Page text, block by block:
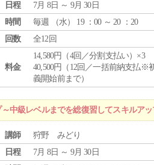
日程
7月 8日 ～ 9月 30日
時間
毎週 （水） 19 ：00 ～ 20 ：20
回数
全12回
料金
14,580円（4回／分割支払い）×3
40,500円（12回／一括前納支払※
義開始前まで）
中級レベルまでを総復習してスキルア
講師
狩野 みどり
日程
7月 8日 ～ 9月 30日